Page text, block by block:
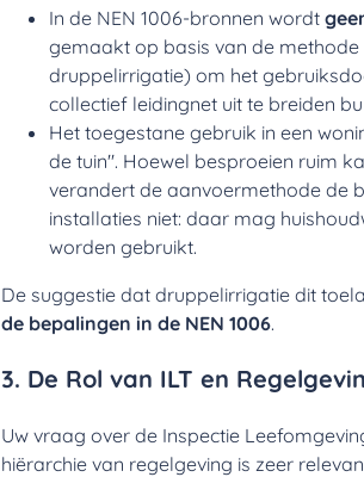
In de NEN 1006-bronnen wordt
gemaakt op basis van de
druppelirrigatie) om het
collectief leidingnet uit te breiden
Het toegestane gebruik in een
de tuin". Hoewel besproeien ruim
verandert de aanvoermethode de
installaties niet: daar mag
worden gebruikt.
De suggestie dat druppelirrigatie dit
de bepalingen in de NEN 1006.
3. De Rol van ILT en
Uw vraag over de Inspectie
hiërarchie van regelgeving is zeer